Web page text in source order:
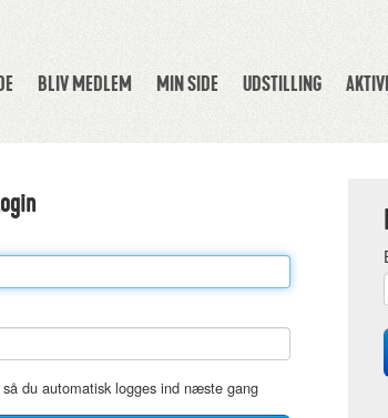
BLIV MEDLEM MIN SIDE UDSTILLING
du automatisk logges ind næste gang